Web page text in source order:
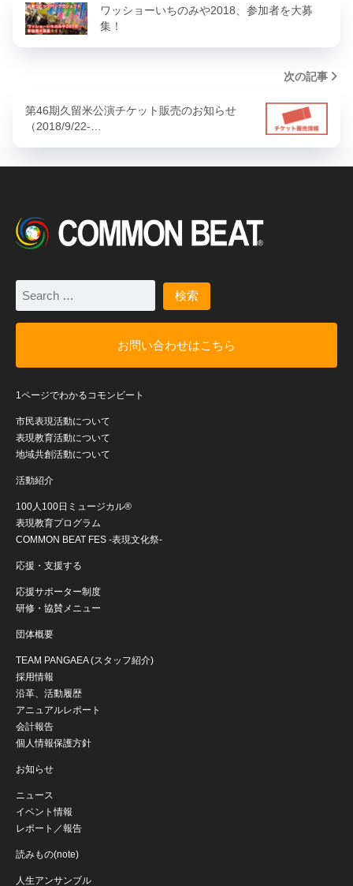
ワッショーいちのみや2018、参加者を大募
集！
次の記事
第46期久留米公演チケット販売のお知らせ
（2018/9/22-…
お問い合わせはこちら
1ページでわかるコモンビート
市民表現活動について
表現教育活動について
地域共創活動について
活動紹介
100人100日ミュージカル®
表現教育プログラム
COMMON BEAT FES -表現文化祭-
応援・支援する
応援サポーター制度
研修・協賛メニュー
団体概要
TEAM PANGAEA (スタッフ紹介)
採用情報
沿革、活動履歴
アニュアルレポート
会計報告
個人情報保護方針
お知らせ
ニュース
イベント情報
レポート／報告
読みもの(note)
人生アンサンブル